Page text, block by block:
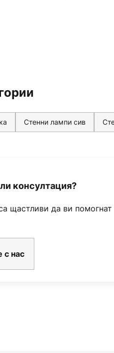
Стенни лампи сив
консултация?
щастливи да ви помогнат
с нас